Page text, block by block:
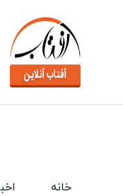
خانه